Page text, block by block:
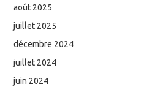
août 2025
juillet 2025
décembre 2024
juillet 2024
juin 2024